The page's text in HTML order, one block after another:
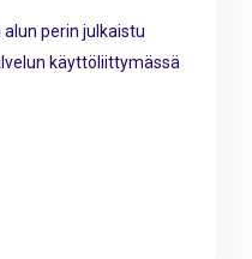
perin julkaistu
käyttöliittymässä